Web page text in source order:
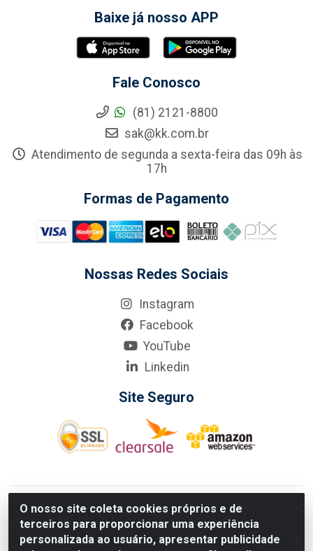
O nosso site coleta cookies próprios e de
terceiros para proporcionar uma experiência
personalizada ao usuário, apresentar publicidade
Baixe já nosso APP
Fale Conosco
(81) 2121-8800
sak@kk.com.br
Atendimento de segunda a sexta-feira das 09h às
17h
Formas de Pagamento
Nossas Redes Sociais
Instagram
Facebook
YouTube
Linkedin
Site Seguro
KarneKeijo Logistica Integrada LTDA - Rod. Br-101 Sul, nº3700
- Barro, Recife/PE, 50900-400 CNPJ: 24.150.377/0001-95
Estados atendidos pela KarneKeijo: PE, PB e RN.